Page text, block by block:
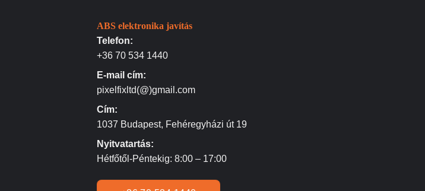
ABS elektronika javítás
Telefon:
+36 70 534 1440
E-mail cím:
pixelfixltd(@)gmail.com
Cím:
1037 Budapest, Fehéregyházi út 19
Nyitvatartás:
Hétfőtől-Péntekig: 8:00 – 17:00